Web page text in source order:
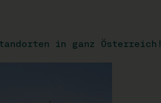
in ganz Österreich!